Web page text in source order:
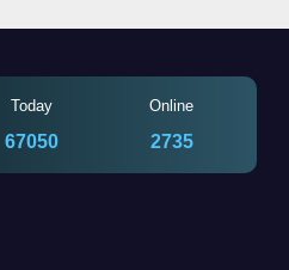
Today
67050
Online
2735